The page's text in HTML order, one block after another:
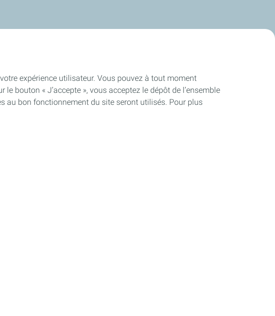
expérience utilisateur. Vous pouvez à tout moment
bouton « J’accepte », vous acceptez le dépôt de l’ensemble
au bon fonctionnement du site seront utilisés. Pour plus